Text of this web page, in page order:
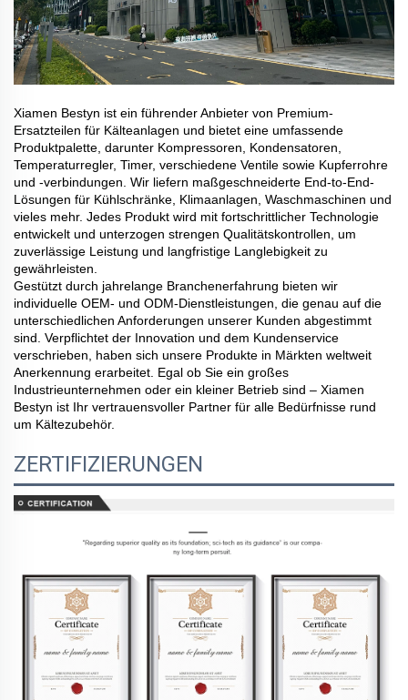
Xiamen Bestyn ist ein führender Anbieter von Premium-
Ersatzteilen für Kälteanlagen und bietet eine umfassende
Produktpalette, darunter Kompressoren, Kondensatoren,
Temperaturregler, Timer, verschiedene Ventile sowie Kupferrohre
und -verbindungen. Wir liefern maßgeschneiderte End-to-End-
Lösungen für Kühlschränke, Klimaanlagen, Waschmaschinen und
vieles mehr. Jedes Produkt wird mit fortschrittlicher Technologie
entwickelt und unterzogen strengen Qualitätskontrollen, um
zuverlässige Leistung und langfristige Langlebigkeit zu
gewährleisten.
Gestützt durch jahrelange Branchenerfahrung bieten wir
individuelle OEM- und ODM-Dienstleistungen, die genau auf die
unterschiedlichen Anforderungen unserer Kunden abgestimmt
sind. Verpflichtet der Innovation und dem Kundenservice
verschrieben, haben sich unsere Produkte in Märkten weltweit
Anerkennung erarbeitet. Egal ob Sie ein großes
Industrieunternehmen oder ein kleiner Betrieb sind – Xiamen
Bestyn ist Ihr vertrauensvoller Partner für alle Bedürfnisse rund
um Kältezubehör.
ZERTIFIZIERUNGEN